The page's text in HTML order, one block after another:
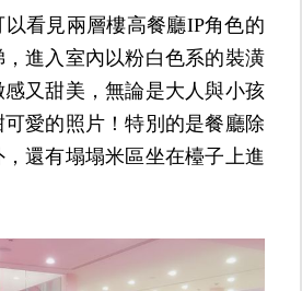
看見兩層樓高餐廳IP角色的
進入室內以粉白色系的裝潢
又甜美，無論是大人與小孩
愛的照片！特別的是餐廳除
還有塌塌米區坐在檯子上進